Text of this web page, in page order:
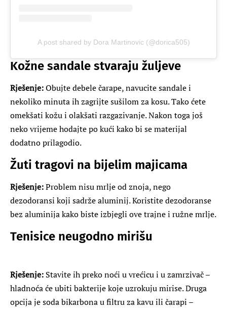
A post shared by Dora Martinovic (@dorica505)
Kožne sandale stvaraju žuljeve
Rješenje:Obujte debele čarape, navucite sandale i
nekoliko minuta ih zagrijte sušilom za kosu. Tako ćete
omekšati kožu i olakšati razgazivanje. Nakon toga još
neko vrijeme hodajte po kući kako bi se materijal
dodatno prilagodio.
Žuti tragovi na bijelim majicama
Rješenje:Problem nisu mrlje od znoja, nego
dezodoransi koji sadrže aluminij. Koristite dezodoranse
bez aluminija kako biste izbjegli ove trajne i ružne mrlje.
Tenisice neugodno mirišu
Rješenje: Stavite ih preko noći u vrećicu i u zamrzivač –
hladnoća će ubiti bakterije koje uzrokuju mirise. Druga
opcija je soda bikarbona u filtru za kavu ili čarapi –